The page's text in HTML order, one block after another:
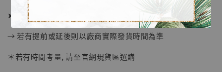
➤ 預計發貨日：2026年7-9月 (僅供參考)
→ 若有提前或延後則以廠商實際發貨時間為準
＊若有時間考量, 請至官網現貨區選購